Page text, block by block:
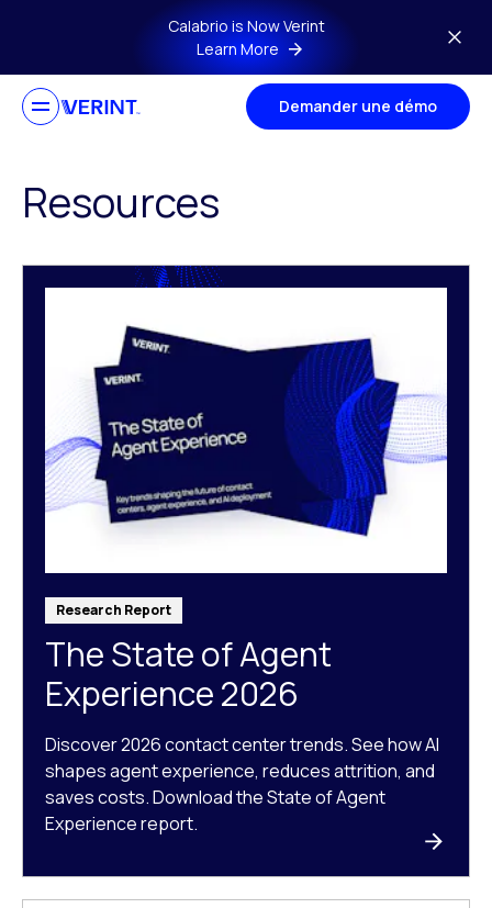
Skip to main contentCalabrio is Now Verint
Learn More
Demander une démo
Resources
Research Report
The State of Agent
Experience 2026
Discover 2026 contact center trends. See how AI
shapes agent experience, reduces attrition, and
saves costs. Download the State of Agent
Experience report.